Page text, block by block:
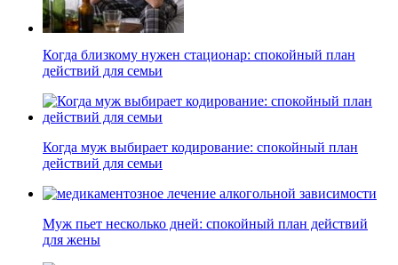
Когда близкому нужен стационар: спокойный план
действий для семьи
Когда муж выбирает кодирование: спокойный план
действий для семьи
Муж пьет несколько дней: спокойный план действий
для жены